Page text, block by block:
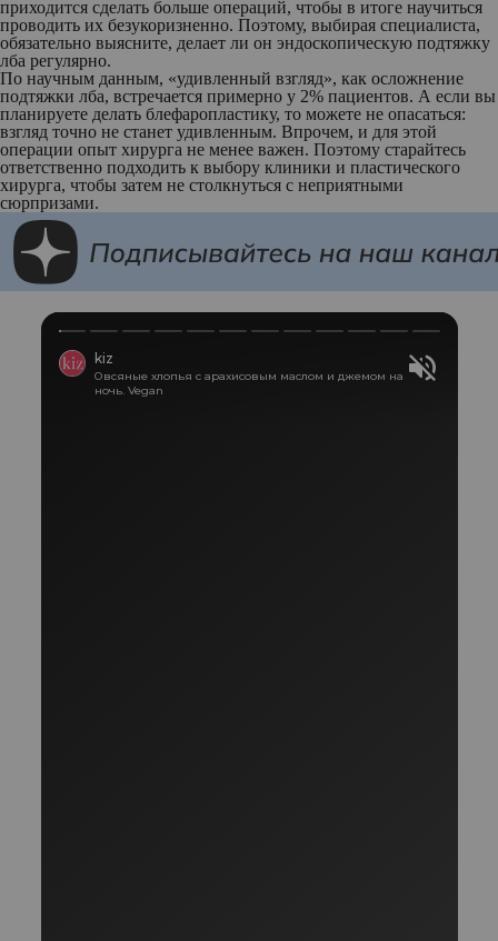
приходится сделать больше операций, чтобы в итоге научиться
проводить их безукоризненно. Поэтому, выбирая специалиста,
обязательно выясните, делает ли он эндоскопическую подтяжку
лба регулярно.
По научным данным, «удивленный взгляд», как осложнение
подтяжки лба, встречается примерно у 2% пациентов. А если вы
планируете делать блефаропластику, то можете не опасаться:
взгляд точно не станет удивленным. Впрочем, и для этой
операции опыт хирурга не менее важен. Поэтому старайтесь
ответственно подходить к выбору клиники и пластического
хирурга, чтобы затем не столкнуться с неприятными
сюрпризами.